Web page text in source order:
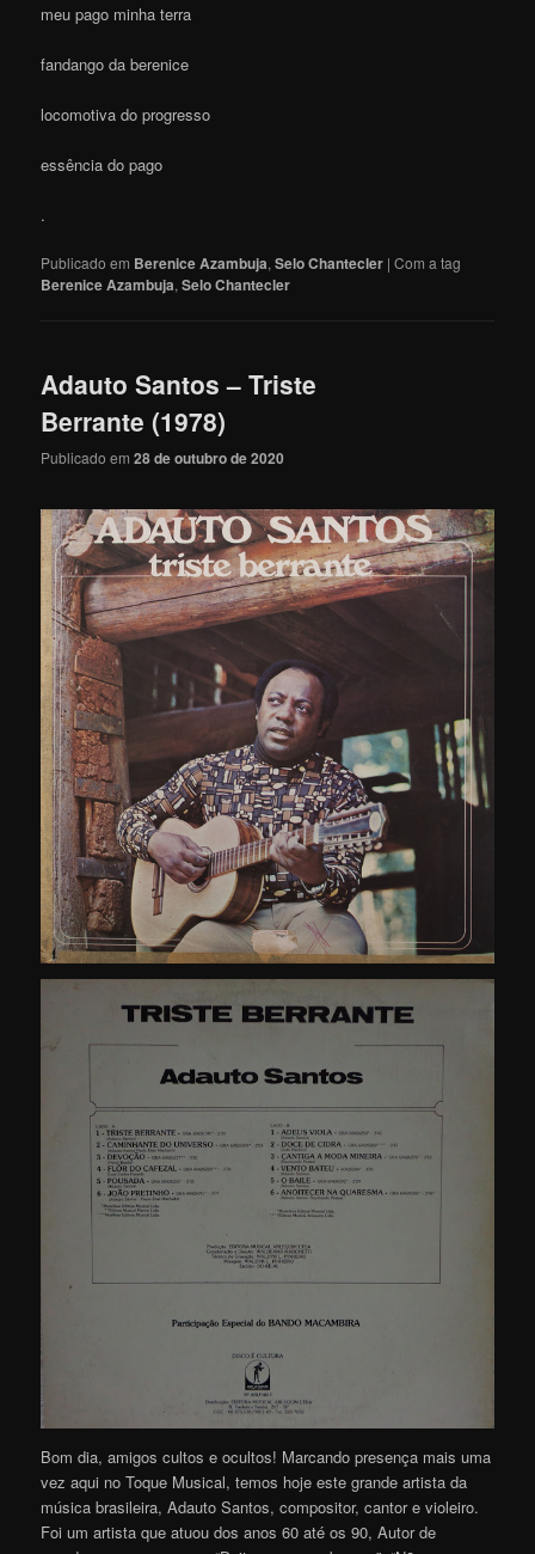
meu pago minha terra
fandango da berenice
locomotiva do progresso
essência do pago
.
Publicado em Berenice Azambuja,Selo Chantecler |Com a tag
Berenice Azambuja,Selo Chantecler
Adauto Santos – Triste
Berrante (1978)
Publicado em28 de outubro de 2020
Bom dia, amigos cultos e ocultos! Marcando presença mais uma
vez aqui no Toque Musical, temos hoje este grande artista da
música brasileira, Adauto Santos, compositor, cantor e violeiro.
Foi um artista que atuou dos anos 60 até os 90, Autor de